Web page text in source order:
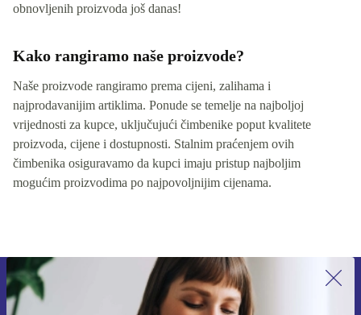
obnovljenih proizvoda još danas!
Kako rangiramo naše proizvode?
Naše proizvode rangiramo prema cijeni, zalihama i
najprodavanijim artiklima. Ponude se temelje na najboljoj
vrijednosti za kupce, uključujući čimbenike poput kvalitete
proizvoda, cijene i dostupnosti. Stalnim praćenjem ovih
čimbenika osiguravamo da kupci imaju pristup najboljim
mogućim proizvodima po najpovoljnijim cijenama.
Prijavi se na newsletter!
Nikad više ne propusti ponudu.